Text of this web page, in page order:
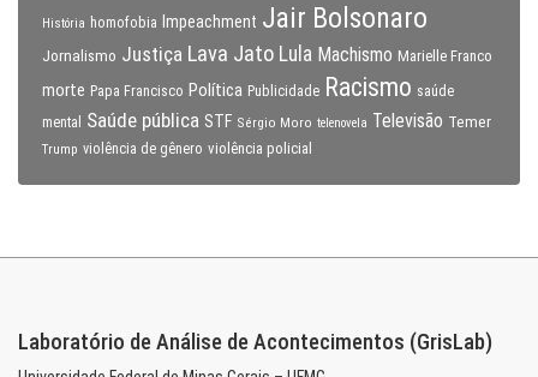
História homofobia Impeachment Jair Bolsonaro
Jornalismo Justiça Lava Jato Lula Machismo Marielle Franco
morte Papa Francisco Política Publicidade Racismo saúde
mental
Saúde pública STF Sérgio Moro telenovela Televisão Temer
Trump violência de gênero violência policial
Laboratório de Análise de Acontecimentos (GrisLab)